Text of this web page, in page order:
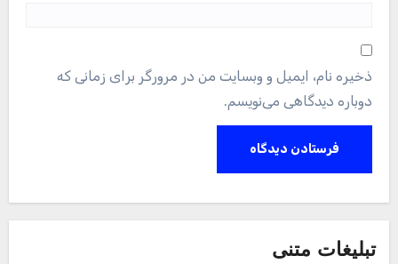
ذخیره نام، ایمیل و وبسایت من در مرورگر برای زمانی که
دوباره دیدگاهی می‌نویسم.
تبلیغات متنی